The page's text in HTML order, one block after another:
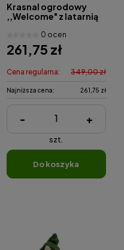
Krasnal ogrodowy
,,Welcome" z latarnią
0 ocen
261,75 zł
Cena regularna: 349,00 zł
Najniższa cena: 261,75 zł
- +
szt.
do koszyka